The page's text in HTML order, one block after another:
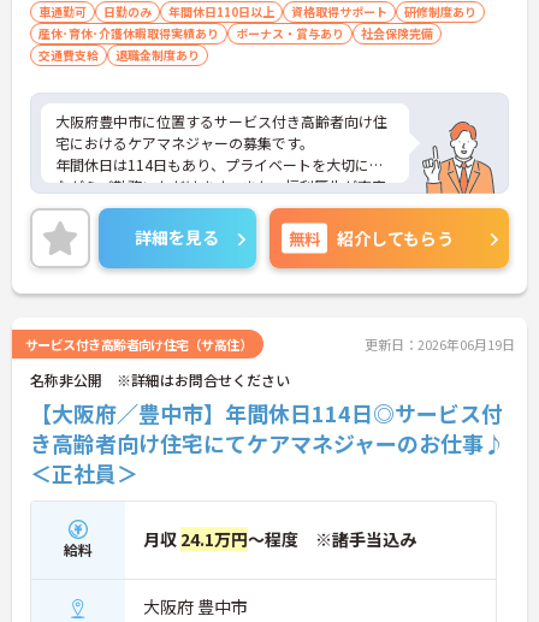
【大手グループの充実した福利厚生のもと、将来に
わたり長く働き続けられます】
・未就学児お一人につき月1万円の保育手当や育
児・介護向けの時短勤務制度が整っており、ご家庭
との両立を強力にサポートする環境です
・医療費や市販薬の補助が受けられる共済会制度に
加え、75歳までの再雇用制度が設けられていること
で、長期的な安心感を持ってご活躍いただけます
車通勤可 日勤のみ 年間休日110日以上 資格取得サポート
研修制度あり
産休･育休･介護休暇取得実績あり
ボーナス・賞与あり
社会保険完備
交通費支給
退職金制度あり
大阪府豊中市に位置するサービス付き高齢者向け住
宅におけるケアマネジャーの募集です。
年間休日は114日もあり、プライベートを大切にし
ながらご勤務いただけます。また、福利厚生が充実
しています。働きやすい環境が整っており、安心し
て長くご勤務いただけます。
ご興味のある方には、面接対策ポイントなど、さら
に詳細をご案内しますのでお気軽にご相談くださ
い！
詳細を見る 無料 紹介してもらう
サービス付き高齢者向け住宅（サ高住） 更新日：2026年06月19日
名称非公開 ※詳細はお問合せください
【大阪府／豊中市】年間休日114日◎サービス付
き高齢者向け住宅にてケアマネジャーのお仕事♪
＜正社員＞
給料 月収 24.1万円～程度 ※諸手当込み
大阪府 豊中市